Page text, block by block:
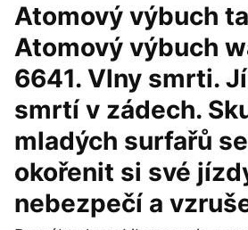
Atomový výbuch
Atomový výbuch
6641. Vlny smrti.
smrtí v zádech.
mladých surfařů
okořenit si své
nebezpečí a